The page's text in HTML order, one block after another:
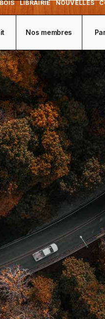
Nos membres
LIBRAIRIE NOUVELLES